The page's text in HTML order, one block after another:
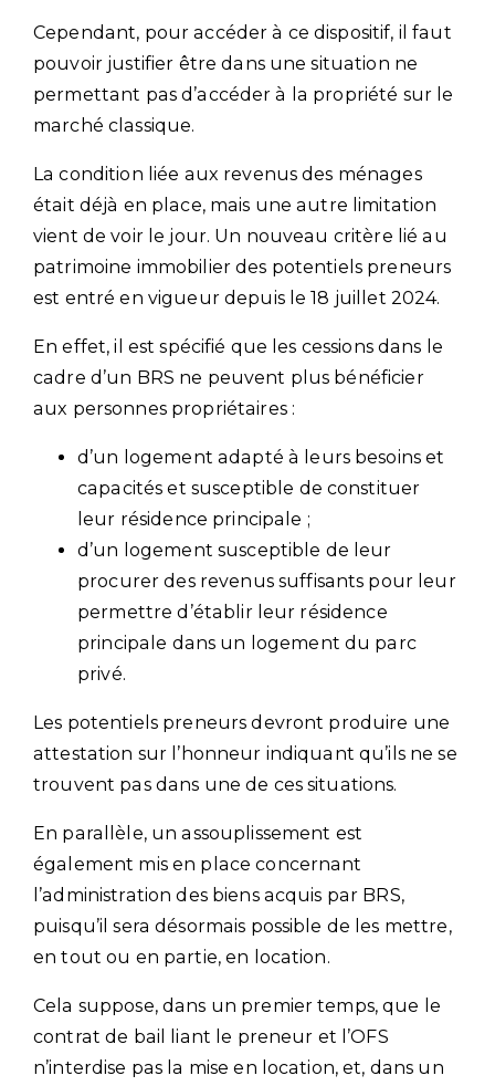
Cependant, pour accéder à ce dispositif, il faut
pouvoir justifier être dans une situation ne
permettant pas d’accéder à la propriété sur le
marché classique.
La condition liée aux revenus des ménages
était déjà en place, mais une autre limitation
vient de voir le jour. Un nouveau critère lié au
patrimoine immobilier des potentiels preneurs
est entré en vigueur depuis le 18 juillet 2024.
En effet, il est spécifié que les cessions dans le
cadre d’un BRS ne peuvent plus bénéficier
aux personnes propriétaires :
d’un logement adapté à leurs besoins et
capacités et susceptible de constituer
leur résidence principale ;
d’un logement susceptible de leur
procurer des revenus suffisants pour leur
permettre d’établir leur résidence
principale dans un logement du parc
privé.
Les potentiels preneurs devront produire une
attestation sur l’honneur indiquant qu’ils ne se
trouvent pas dans une de ces situations.
En parallèle, un assouplissement est
également mis en place concernant
l’administration des biens acquis par BRS,
puisqu’il sera désormais possible de les mettre,
en tout ou en partie, en location.
Cela suppose, dans un premier temps, que le
contrat de bail liant le preneur et l’OFS
n’interdise pas la mise en location, et, dans un